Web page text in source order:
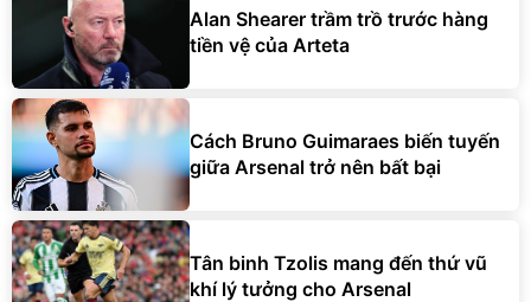
Alan Shearer trầm trồ trước hàng
tiền vệ của Arteta
Cách Bruno Guimaraes biến tuyến
giữa Arsenal trở nên bất bại
Tân binh Tzolis mang đến thứ vũ
khí lý tưởng cho Arsenal